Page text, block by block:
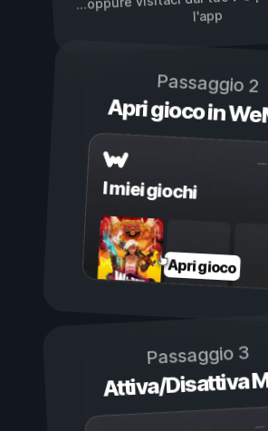
l'app
Passaggio 2
Apri gioco in
I miei giochi
Apri gioco
Passaggio 3
Attiva/Disattiva